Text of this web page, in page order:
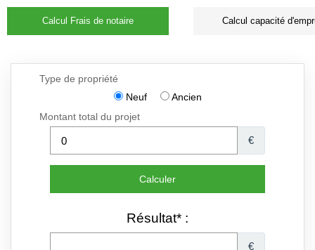
Calcul Frais de notaire Calcul capacité